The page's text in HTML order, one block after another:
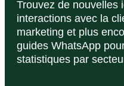
Trouvez de nouvelles
interactions avec la
marketing et plus
guides WhatsApp
statistiques par